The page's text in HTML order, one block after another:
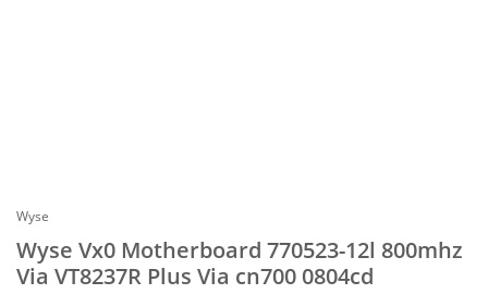
Wyse
Wyse Vx0 Motherboard 770523-12l 800mhz
Via VT8237R Plus Via cn700 0804cd